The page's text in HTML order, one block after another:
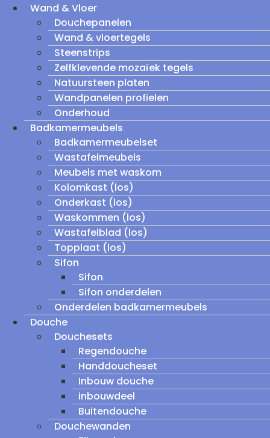
Wand & Vloer
Douchepanelen
Wand & vloertegels
Steenstrips
Zelfklevende mozaïek tegels
Natuursteen platen
Wandpanelen profielen
Onderhoud
Badkamermeubels
Badkamermeubelset
Wastafelmeubels
Meubels met waskom
Kolomkast (los)
Onderkast (los)
Waskommen (los)
Wastafelblad (los)
Topplaat (los)
Sifon
Sifon
Sifon onderdelen
Onderdelen badkamermeubels
Douche
Douchesets
Regendouche
Handdoucheset
Inbouw douche
inbouwdeel
Buitendouche
Douchewanden